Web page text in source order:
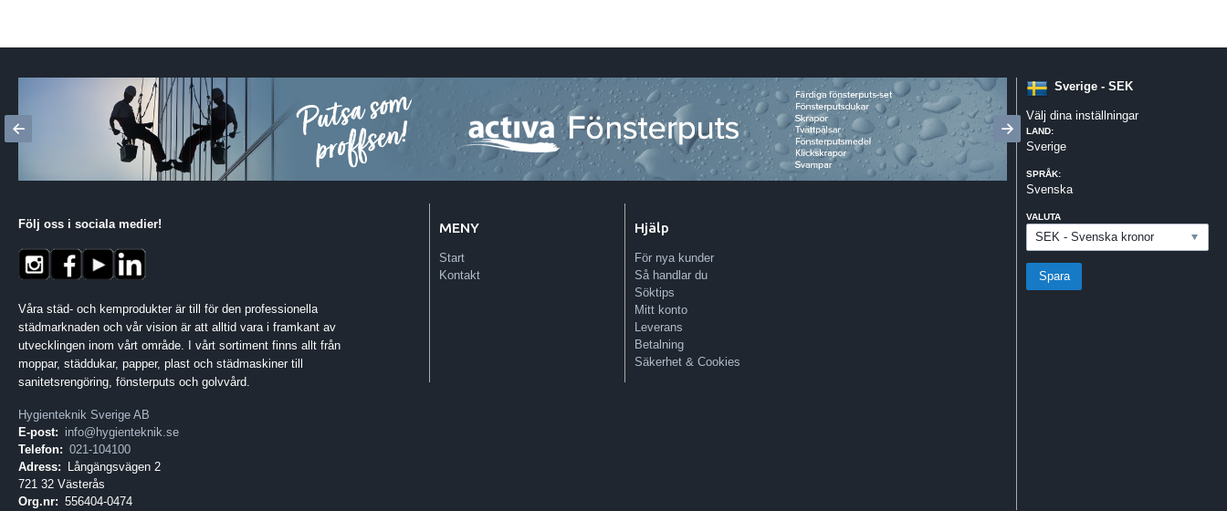
Följ oss i sociala medier!
Våra städ- och kemprodukter är till för den professionella
städmarknaden och vår vision är att alltid vara i framkant av
utvecklingen inom vårt område. I vårt sortiment finns allt från
moppar, städdukar, papper, plast och städmaskiner till
sanitetsrengöring, fönsterputs och golvvård.
Hygienteknik Sverige AB
E-post: info@hygienteknik.se
Telefon: 021-104100
Adress: Långängsvägen 2
721 32 Västerås
Org.nr: 556404-0474
MENY
Start
Kontakt
Hjälp
För nya kunder
Så handlar du
Söktips
Mitt konto
Leverans
Betalning
Säkerhet & Cookies
Sverige - SEK
Välj dina inställningar
LAND:
Sverige
SPRÅK:
Svenska
VALUTA